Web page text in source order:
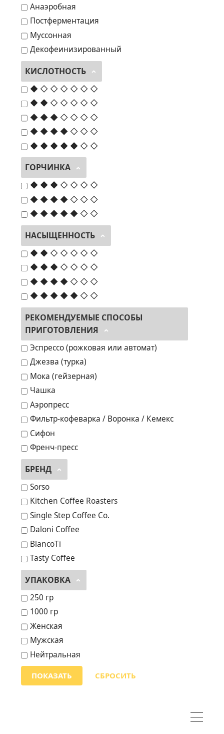
Анаэробная
Постферментация
Муссонная
Декофеинизированный
КИСЛОТНОСТЬ
◆ ◇ ◇ ◇ ◇ ◇ ◇
◆ ◆ ◇ ◇ ◇ ◇ ◇
◆ ◆ ◆ ◇ ◇ ◇ ◇
◆ ◆ ◆ ◆ ◇ ◇ ◇
◆ ◆ ◆ ◆ ◆ ◇ ◇
ГОРЧИНКА
◆ ◆ ◆ ◇ ◇ ◇ ◇
◆ ◆ ◆ ◆ ◇ ◇ ◇
◆ ◆ ◆ ◆ ◆ ◇ ◇
НАСЫЩЕННОСТЬ
◆ ◆ ◇ ◇ ◇ ◇ ◇
◆ ◆ ◆ ◇ ◇ ◇ ◇
◆ ◆ ◆ ◆ ◇ ◇ ◇
◆ ◆ ◆ ◆ ◆ ◇ ◇
РЕКОМЕНДУЕМЫЕ СПОСОБЫ
ПРИГОТОВЛЕНИЯ
Эспрессо (рожковая или автомат)
Джезва (турка)
Мока (гейзерная)
Чашка
Аэропресс
Фильтр-кофеварка / Воронка / Кемекс
Сифон
Френч-пресс
БРЕНД
Sorso
Kitchen Coffee Roasters
Single Step Coffee Co.
Daloni Coffee
BlancoTi
Tasty Coffee
УПАКОВКА
250 гр
1000 гр
Женская
Мужская
Нейтральная